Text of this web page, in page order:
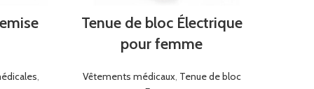
,
Tenue de bloc Électrique
pour femme
Vêtements médicaux, Tenue de bloc